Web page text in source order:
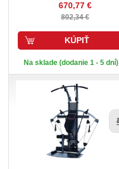
670,77 €
802,34 €
KÚPIŤ
Na sklade (dodanie 1 - 5 dní)